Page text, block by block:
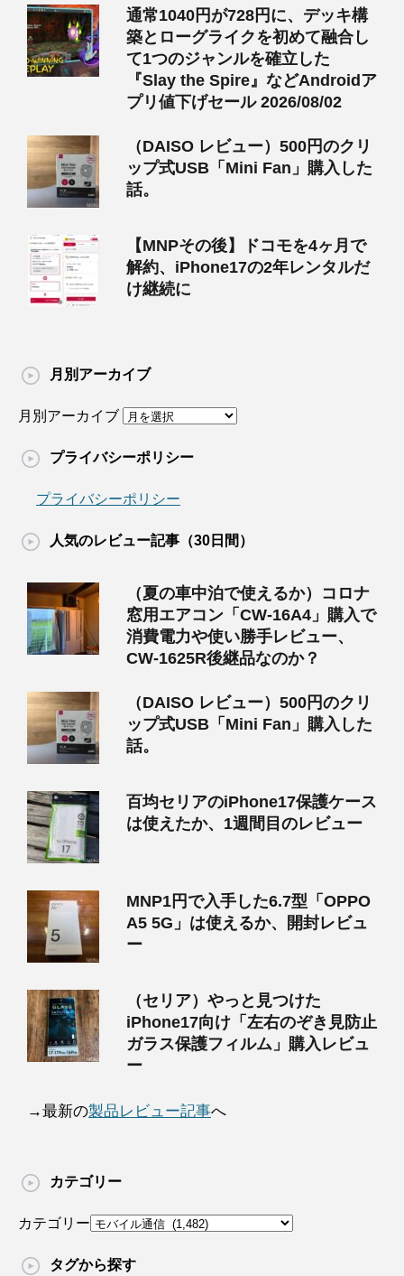
通常1040円が728円に、デッキ構
築とローグライクを初めて融合し
て1つのジャンルを確立した
『Slay the Spire』などAndroidア
プリ値下げセール 2026/08/02
（DAISO レビュー）500円のクリ
ップ式USB「Mini Fan」購入した
話。
【MNPその後】ドコモを4ヶ月で
解約、iPhone17の2年レンタルだ
け継続に
月別アーカイブ
月別アーカイブ
プライバシーポリシー
プライバシーポリシー
人気のレビュー記事（30日間）
（夏の車中泊で使えるか）コロナ
窓用エアコン「CW-16A4」購入で
消費電力や使い勝手レビュー、
CW-1625R後継品なのか？
（DAISO レビュー）500円のクリ
ップ式USB「Mini Fan」購入した
話。
百均セリアのiPhone17保護ケース
は使えたか、1週間目のレビュー
MNP1円で入手した6.7型「OPPO
A5 5G」は使えるか、開封レビュ
ー
（セリア）やっと見つけた
iPhone17向け「左右のぞき見防止
ガラス保護フィルム」購入レビュ
ー
→最新の製品レビュー記事へ
カテゴリー
カテゴリー
タグから探す